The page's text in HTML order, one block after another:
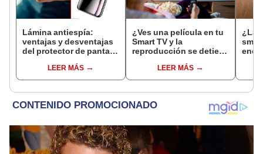
Lámina antiespía:
ventajas y desventajas
del protector de pantalla
miradasLEER MÁS
¿Ves una película en tu
Smart TV y la
reproducción se detiene
resuelves este problema
LEER MÁS
¿La